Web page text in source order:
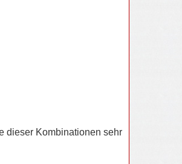
dieser Kombinationen sehr